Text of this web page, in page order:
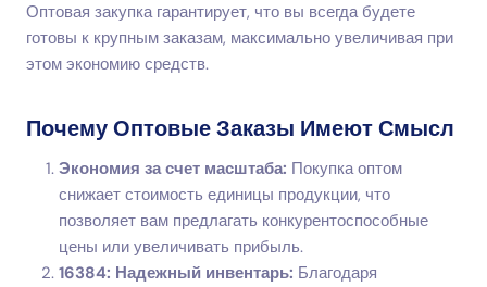
Оптовая закупка гарантирует, что вы всегда будете
готовы к крупным заказам, максимально увеличивая при
этом экономию средств.
Почему Оптовые Заказы Имеют Смысл
Экономия за счет масштаба: Покупка оптом
снижает стоимость единицы продукции, что
позволяет вам предлагать конкурентоспособные
цены или увеличивать прибыль.
16384: Надежный инвентарь: Благодаря